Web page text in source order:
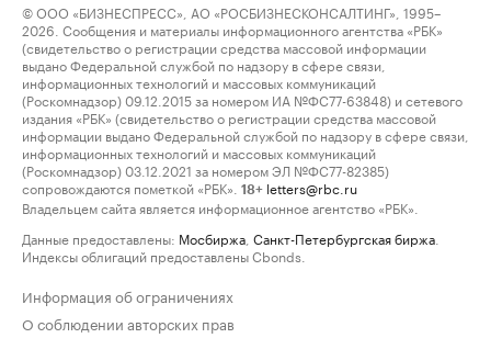
© ООО «БИЗНЕСПРЕСС», АО «РОСБИЗНЕСКОНСАЛТИНГ», 1995–
2026. Сообщения и материалы информационного агентства «РБК»
(свидетельство о регистрации средства массовой информации
выдано Федеральной службой по надзору в сфере связи,
информационных технологий и массовых коммуникаций
(Роскомнадзор) 09.12.2015 за номером ИА №ФС77-63848) и сетевого
издания «РБК» (свидетельство о регистрации средства массовой
информации выдано Федеральной службой по надзору в сфере связи,
информационных технологий и массовых коммуникаций
(Роскомнадзор) 03.12.2021 за номером ЭЛ №ФС77-82385)
сопровождаются пометкой «РБК».
18+ letters@rbc.ru
Владельцем сайта является информационное агентство «РБК».
Данные предоставлены: Мосбиржа Санкт-Петербургская биржа
Индексы облигаций предоставлены Cbonds.
Информация об ограничениях
О соблюдении авторских прав